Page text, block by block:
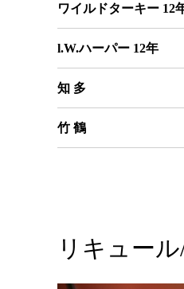
ワイルドターキー 12
l.W.ハーパー 12年
知 多
竹 鶴
リキュー